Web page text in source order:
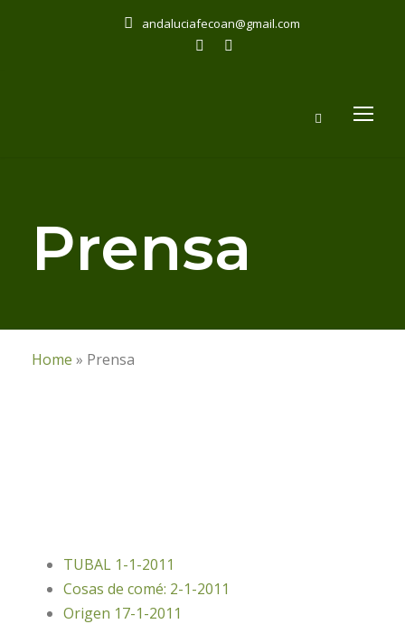
andaluciafecoan@gmail.com
Prensa
Home » Prensa
TUBAL 1-1-2011
Cosas de comé: 2-1-2011
Origen 17-1-2011